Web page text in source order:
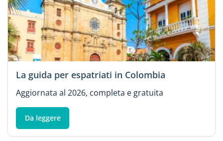
La guida per espatriati in Colombia
Aggiornata al 2026, completa e gratuita
Da leggere